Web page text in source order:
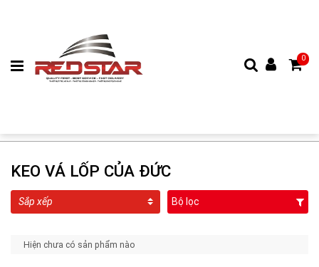
0
KEO VÁ LỐP CỦA ĐỨC
Bộ lọc
Hiện chưa có sản phẩm nào